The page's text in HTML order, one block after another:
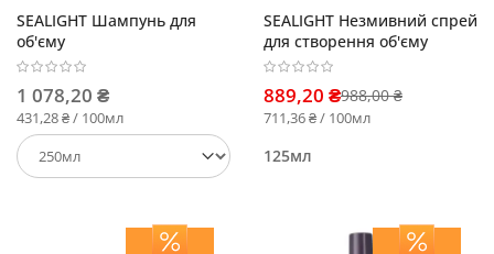
SEALIGHT Шампунь для
об'єму
1 078,20 ₴
431,28 ₴ / 100мл
SEALIGHT Незмивний спрей
для створення об'єму
889,20 ₴988,00 ₴
711,36 ₴ / 100мл
125мл